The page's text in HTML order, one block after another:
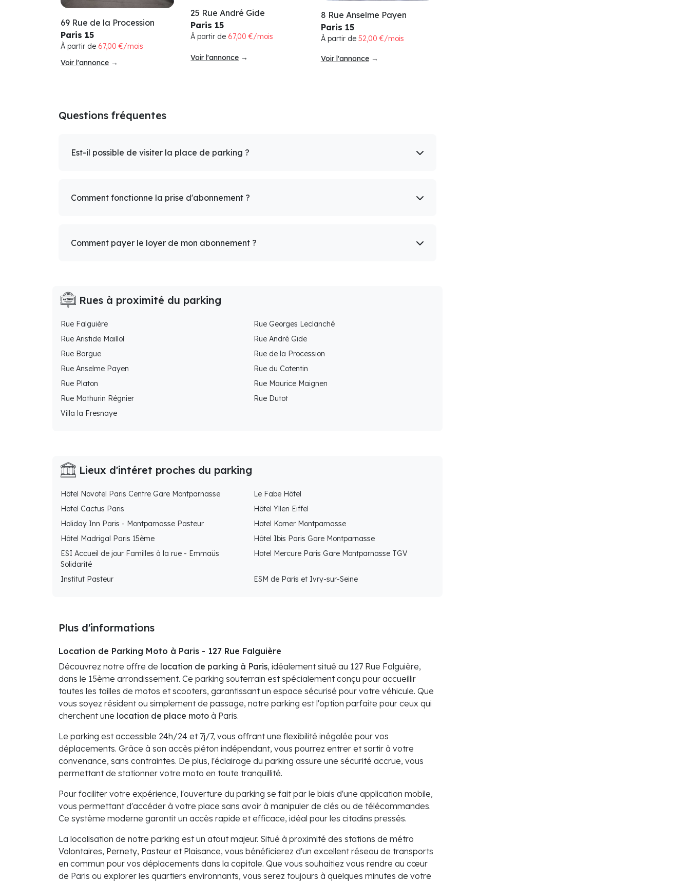
69 Rue de la Procession
Paris 15
À partir de 67,00 €/mois
Voir l'annonce →
25 Rue André Gide
Paris 15
À partir de 67,00 €/mois
Voir l'annonce →
8 Rue Anselme Payen
Paris 15
À partir de 52,00 €/mois
Voir l'annonce→
Questions fréquentes
Est-il possible de visiter la place de parking ?
Comment fonctionne la prise d'abonnement ?
Comment payer le loyer de mon abonnement ?
Rues à proximité du parking
Rue Falguière
Rue Georges Leclanché
Rue Aristide Maillol
Rue André Gide
Rue Bargue
Rue de la Procession
Rue Anselme Payen
Rue du Cotentin
Rue Platon
Rue Maurice Maignen
Rue Mathurin Régnier
Rue Dutot
Villa la Fresnaye
Lieux d'intéret proches du parking
Hôtel Novotel Paris Centre Gare Montparnasse
Le Fabe Hôtel
Hotel Cactus Paris
Hôtel Yllen Eiffel
Holiday Inn Paris - Montparnasse Pasteur
Hotel Korner Montparnasse
Hôtel Madrigal Paris 15ème
Hôtel Ibis Paris Gare Montparnasse
ESI Accueil de jour Familles à la rue - Emmaüs
Solidarité
Hotel Mercure Paris Gare Montparnasse TGV
Institut Pasteur ESM de Paris et Ivry-sur-Seine
Plus d'informations
Location de Parking Moto à Paris - 127 Rue Falguière
Découvrez notre offre de location de parking à Paris, idéalement situé au 127 Rue Falguière,
dans le 15ème arrondissement. Ce parking souterrain est spécialement conçu pour accueillir
toutes les tailles de motos et scooters, garantissant un espace sécurisé pour votre véhicule. Que
vous soyez résident ou simplement de passage, notre parking est l'option parfaite pour ceux qui
cherchent une location de place moto à Paris.
Le parking est accessible 24h/24 et 7j/7, vous offrant une flexibilité inégalée pour vos
déplacements. Grâce à son accès piéton indépendant, vous pourrez entrer et sortir à votre
convenance, sans contraintes. De plus, l'éclairage du parking assure une sécurité accrue, vous
permettant de stationner votre moto en toute tranquillité.
Pour faciliter votre expérience, l'ouverture du parking se fait par le biais d'une application mobile,
vous permettant d'accéder à votre place sans avoir à manipuler de clés ou de télécommandes.
Ce système moderne garantit un accès rapide et efficace, idéal pour les citadins pressés.
La localisation de notre parking est un atout majeur. Situé à proximité des stations de métro
Volontaires, Pernety, Pasteur et Plaisance, vous bénéficierez d'un excellent réseau de transports
en commun pour vos déplacements dans la capitale. Que vous souhaitiez vous rendre au cœur
de Paris ou explorer les quartiers environnants, vous serez toujours à quelques minutes de votre